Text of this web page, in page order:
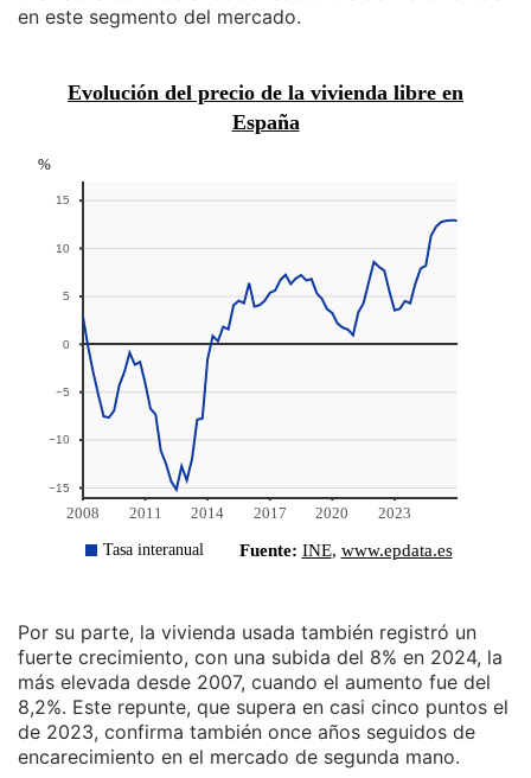
en este segmento del mercado.
Por su parte, la vivienda usada también registró un
fuerte crecimiento, con una subida del 8% en 2024, la
más elevada desde 2007, cuando el aumento fue del
8,2%. Este repunte, que supera en casi cinco puntos el
de 2023, confirma también once años seguidos de
encarecimiento en el mercado de segunda mano.